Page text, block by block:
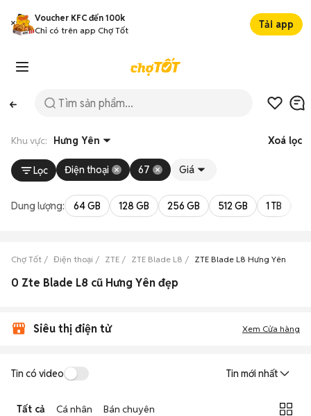
Voucher KFC đến 100k
Chỉ có trên app Chợ Tốt
Tải app
Khu vực: Hưng Yên Xoá lọc
Lọc Điện thoại 67 Giá
Dung lượng: 64 GB 128 GB 256 GB 512 GB 1 TB
Chợ Tốt Điện thoại ZTE ZTE Blade L8 ZTE Blade L8 Hưng Yên
0 Zte Blade L8 cũ Hưng Yên đẹp
Siêu thị điện tử Xem Cửa hàng
Tin có video Tin mới nhất
Tất cả Cá nhân Bán chuyên